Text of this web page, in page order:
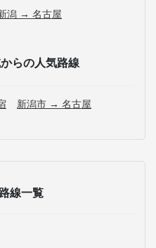
潟 → 名古屋
らの人気路線
新潟市 → 名古屋
線一覧